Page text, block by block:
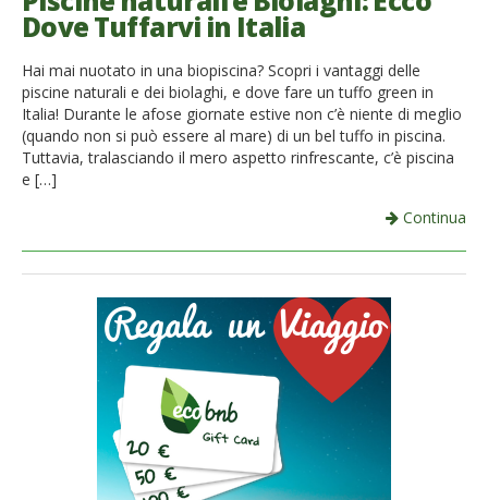
French
Italiano
Dove Tuffarvi in Italia
Hai mai nuotato in una biopiscina? Scopri i vantaggi delle
piscine naturali e dei biolaghi, e dove fare un tuffo green in
Italia! Durante le afose giornate estive non c’è niente di meglio
(quando non si può essere al mare) di un bel tuffo in piscina.
Tuttavia, tralasciando il mero aspetto rinfrescante, c’è piscina
e […]
Continua